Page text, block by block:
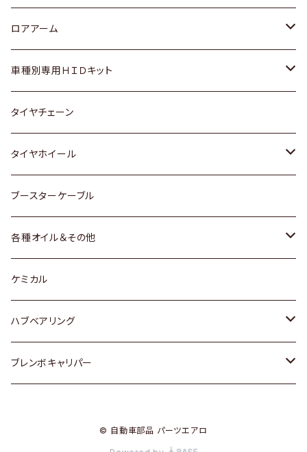
ダイハツ
マツダ
三菱
スバル
レクサス
日産
ダイハツ
マツダ
三菱
スバル
スズキ
日産
いすゞ
ダイハツ
マツダ
三菱
スバル
ホンダ
スズキ
日産
ダイハツ
スバル
トヨタ
ホンダ
スズキ
日産
ダイハツ
マツダ
ロアアーム
ホンダ
スズキ
日産
ダイハツ
マツダ
スバル
車種別専用ＨＩＤキット
トヨタ
マツダ
タイヤチェーン
タイヤホイール
トヨタ
ホンダ
スズキ
日産
ダイハツ
ブースターケーブル
各種オイル＆その他
ディーデル洗浄添加剤
ケミカル
ハブベアリング
トヨタ
ブレンボキャリパー
© 自動車部品 パーツエアロ